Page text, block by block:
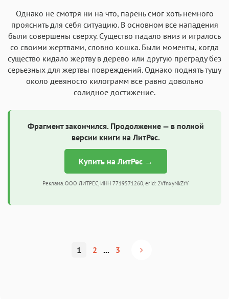
Однако не смотря ни на что, парень смог хоть немного
прояснить для себя ситуацию. В основном все нападения
были совершены сверху. Существо падало вниз и игралось
со своими жертвами, словно кошка. Были моменты, когда
существо кидало жертву в дерево или другую преграду без
серьезных для жертвы повреждений. Однако поднять тушу
около девяносто килограмм все равно довольно
солидное достижение.
Фрагмент закончился. Продолжение — в полной
версии книги на ЛитРес.
Купить на ЛитРес →
Реклама. ООО ЛИТРЕС, ИНН 7719571260, erid: 2VfnxyNkZrY
1 2 ... 3